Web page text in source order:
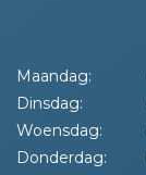
Maandag:
Dinsdag:
Woensdag:
Donderdag: